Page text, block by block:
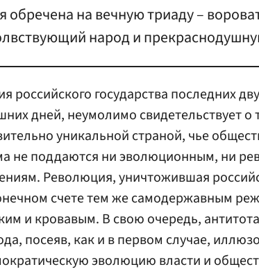
обречена на вечную триаду –
народ и
российского государства последних
дней, неумолимо свидетельствует о
уникальной страной, чье
не поддаются ни эволюционным, ни
Революция, уничтожившая
счете тем же самодержавным
и кровавым. В свою очередь,
посеяв, как и в первом случае,
эволюцию власти и